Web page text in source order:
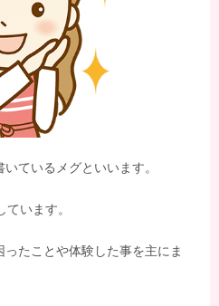
ているメグといいます。
います。
たことや体験した事を主にま